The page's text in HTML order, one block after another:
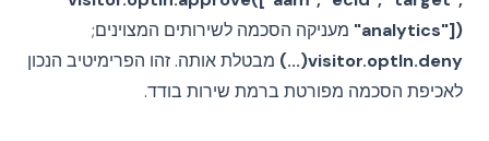
"analytics"]) מעניקה הסכמה לשירותים המצוינים;
visitor.optIn.deny(...)
מבטלת אותה. זהו הפרימיטיב הנכון
לאכיפת הסכמה מפורטת ברמת שירות בודד.